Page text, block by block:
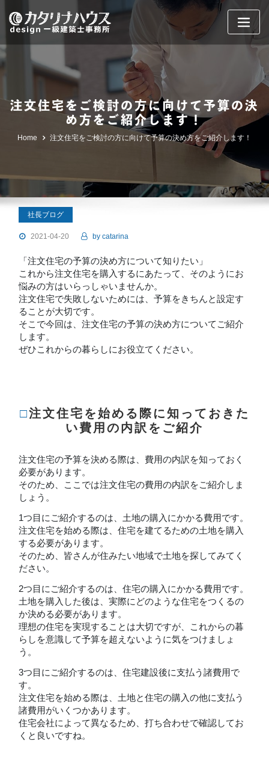
content
注文住宅をご検討の方に向けて予算の決
め方をご紹介します！
Home 注文住宅をご検討の方に向けて予算の決め方をご紹介します！
社長ブログ
2021-04-20 by catarina
「注文住宅の予算の決め方について知りたい」
これから注文住宅を購入するにあたって、そのようにお
悩みの方はいらっしゃいませんか。
注文住宅で失敗しないためには、予算をきちんと設定す
ることが大切です。
そこで今回は、注文住宅の予算の決め方についてご紹介
します。
ぜひこれからの暮らしにお役立てください。
□注文住宅を始める際に知っておきた
い費用の内訳をご紹介
注文住宅の予算を決める際は、費用の内訳を知っておく
必要があります。
そのため、ここでは注文住宅の費用の内訳をご紹介しま
しょう。
1つ目にご紹介するのは、土地の購入にかかる費用です。
注文住宅を始める際は、住宅を建てるための土地を購入
する必要があります。
そのため、皆さんが住みたい地域で土地を探してみてく
ださい。
2つ目にご紹介するのは、住宅の購入にかかる費用です。
土地を購入した後は、実際にどのような住宅をつくるの
か決める必要があります。
理想の住宅を実現することは大切ですが、これからの暮
らしを意識して予算を超えないように気をつけましょ
う。
3つ目にご紹介するのは、住宅建設後に支払う諸費用で
す。
注文住宅を始める際は、土地と住宅の購入の他に支払う
諸費用がいくつかあります。
住宅会社によって異なるため、打ち合わせで確認してお
くと良いですね。